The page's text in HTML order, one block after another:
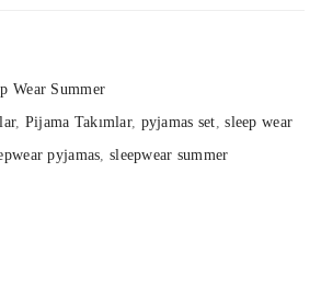
Wear Summer
, Pijama Takımlar, pyjamas set ,sleep wear
pyjamas sleepwear summer